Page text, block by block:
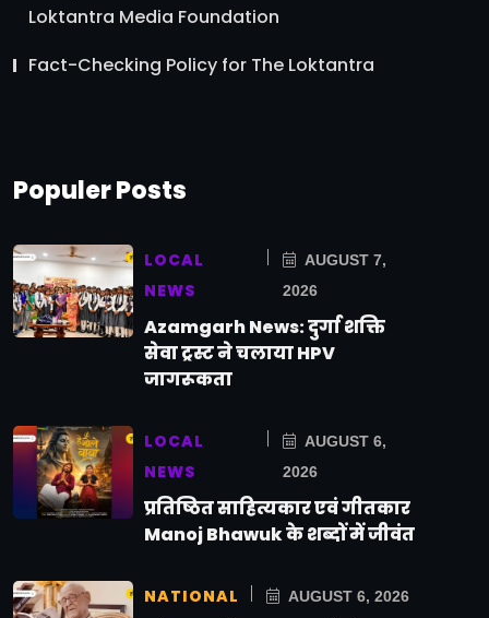
Loktantra Media Foundation
Fact-Checking Policy for The Loktantra
Populer Posts
LOCAL
NEWS
AUGUST 7,
2026
Azamgarh News: दुर्गा शक्ति
सेवा ट्रस्ट ने चलाया HPV
जागरूकता
LOCAL
NEWS
AUGUST 6,
2026
प्रतिष्ठित साहित्यकार एवं गीतकार
Manoj Bhawuk के शब्दों में जीवंत
NATIONAL AUGUST 6, 2026